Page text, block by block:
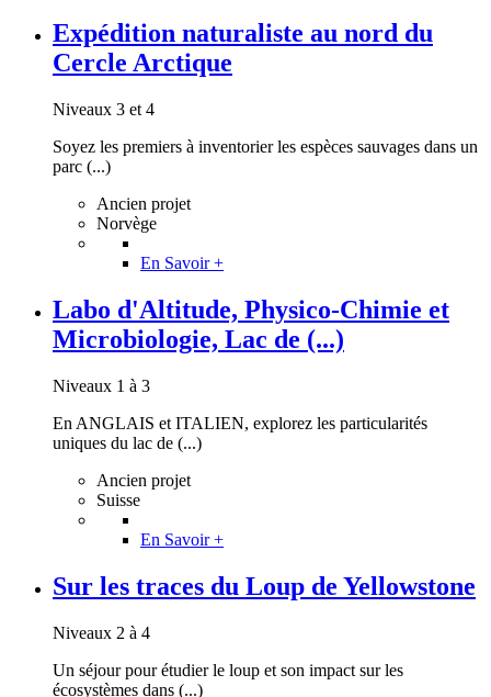
Expédition naturaliste au nord du
Cercle Arctique
Niveaux 3 et 4
Soyez les premiers à inventorier les espèces sauvages dans un
parc (...)
Ancien projet
Norvège
En Savoir +
Labo d'Altitude, Physico-Chimie et
Microbiologie, Lac de (...)
Niveaux 1 à 3
En ANGLAIS et ITALIEN, explorez les particularités
uniques du lac de (...)
Ancien projet
Suisse
En Savoir +
Sur les traces du Loup de Yellowstone
Niveaux 2 à 4
Un séjour pour étudier le loup et son impact sur les
écosystèmes dans (...)